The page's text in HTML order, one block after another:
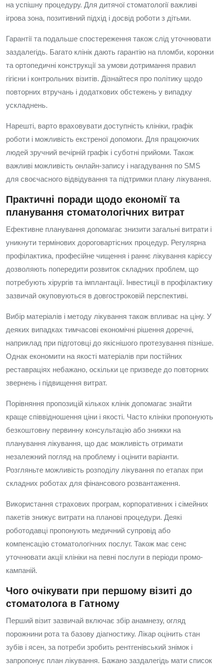
на успішну процедуру. Для дитячої стоматології важливі
ігрова зона, позитивний підхід і досвід роботи з дітьми.
Гарантії та подальше спостереження також слід уточнювати
заздалегідь. Багато клінік дають гарантію на пломби, коронки
та ортопедичні конструкції за умови дотримання правил
гігієни і контрольних візитів. Дізнайтеся про політику щодо
повторних втручань і додаткових обстежень у випадку
ускладнень.
Нарешті, варто враховувати доступність клініки, графік
роботи і можливість екстреної допомоги. Для працюючих
людей зручний вечірній графік і суботні прийоми. Також
важливі можливість онлайн-запису і нагадування по SMS
для своєчасного відвідування та підтримки плану лікування.
Практичні поради щодо економії та
планування стоматологічних витрат
Ефективне планування допомагає знизити загальні витрати і
уникнути термінових дороговартісних процедур. Регулярна
профілактика, професійне чищення і раннє лікування карієсу
дозволяють попередити розвиток складних проблем, що
потребують хірургів та імплантації. Інвестиції в профілактику
зазвичай окуповуються в довгостроковій перспективі.
Вибір матеріалів і методу лікування також впливає на ціну. У
деяких випадках тимчасові економічні рішення доречні,
наприклад при підготовці до якіснішого протезування пізніше.
Однак економити на якості матеріалів при постійних
реставраціях небажано, оскільки це призведе до повторних
звернень і підвищення витрат.
Порівняння пропозицій кількох клінік допомагає знайти
краще співвідношення ціни і якості. Часто клініки пропонують
безкоштовну первинну консультацію або знижки на
планування лікування, що дає можливість отримати
незалежний погляд на проблему і оцінити варіанти.
Розгляньте можливість розподілу лікування по етапах при
складних роботах для фінансового розвантаження.
Використання страхових програм, корпоративних і сімейних
пакетів знижує витрати на планові процедури. Деякі
роботодавці пропонують медичний супровід або
компенсацію стоматологічних послуг. Також має сенс
уточнювати акції клініки на певні послуги в періоди промо-
кампаній.
Чого очікувати при першому візиті до
стоматолога в Гатному
Перший візит зазвичай включає збір анамнезу, огляд
порожнини рота та базову діагностику. Лікар оцінить стан
зубів і ясен, за потреби зробить рентгенівський знімок і
запропонує план лікування. Бажано заздалегідь мати список